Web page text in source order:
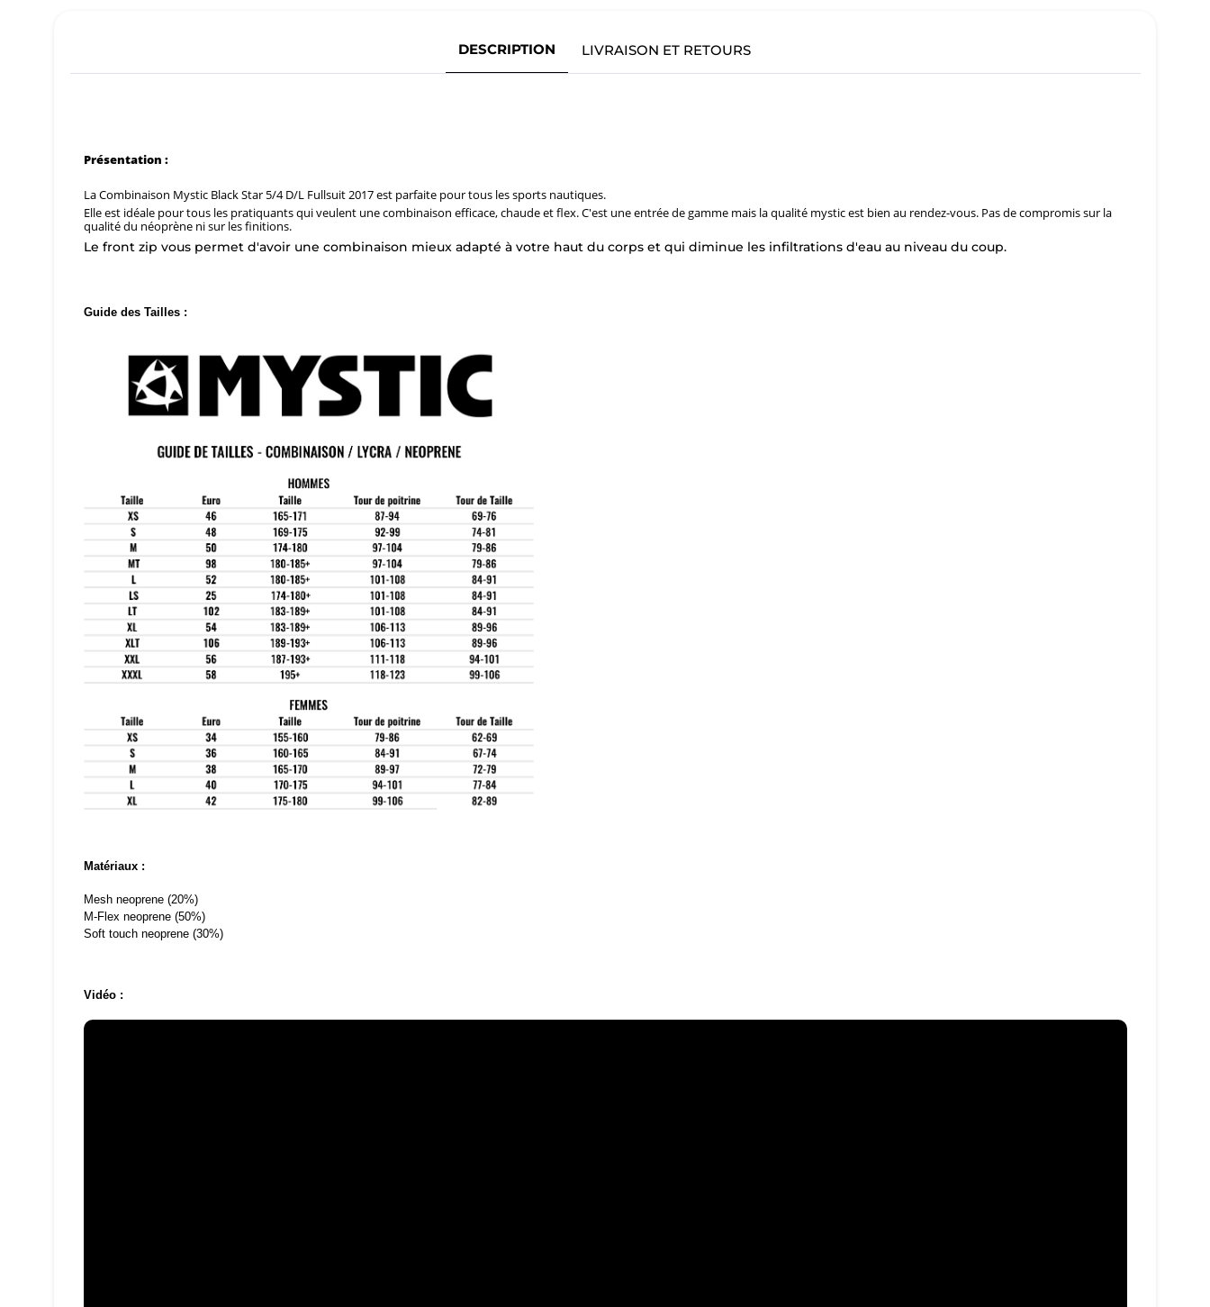
DESCRIPTION LIVRAISON ET RETOURS
Présentation :
La Combinaison Mystic Black Star 5/4 D/L Fullsuit 2017 est parfaite pour tous les sports nautiques.
Elle est idéale pour tous les pratiquants qui veulent une combinaison efficace, chaude et flex. C'est une entrée de gamme mais la qualité mystic est bien au rendez-vous. Pas de compromis sur la
qualité du néoprène ni sur les finitions.
Le front zip vous permet d'avoir une combinaison mieux adapté à votre haut du corps et qui diminue les infiltrations d'eau au niveau du coup.
Guide des Tailles :
Matériaux :
Mesh neoprene (20%)
M-Flex neoprene (50%)
Soft touch neoprene (30%)
Vidéo :